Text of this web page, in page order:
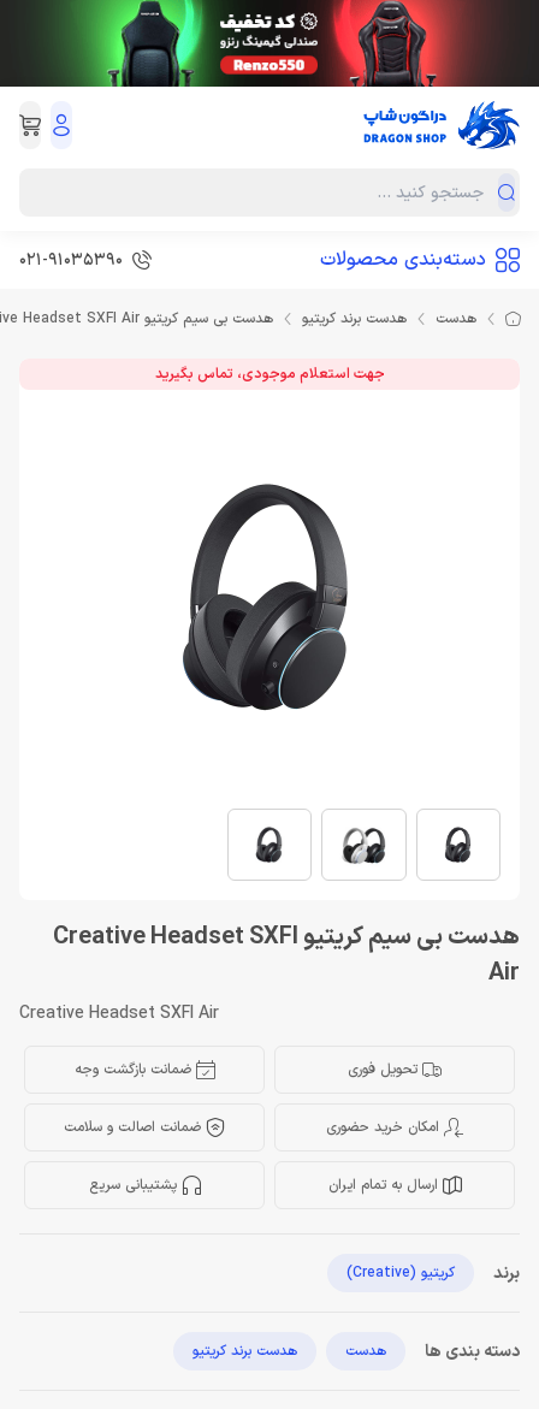
دسته‌بندی محصولات 021-91035390
هدست هدست برند کریتیو هدست بی سیم کریتیو Creative Headset SXFI Air
جهت استعلام موجودی، تماس بگیرید
هدست بی سیم کریتیو Creative Headset SXFI
Air
Creative Headset SXFI Air
تحویل فوری ضمانت بازگشت وجه
امکان خرید حضوری ضمانت اصالت و سلامت
ارسال به تمام ایران پشتیبانی سریع
برند کریتیو (Creative)
دسته بندی ها هدست هدست برند کریتیو